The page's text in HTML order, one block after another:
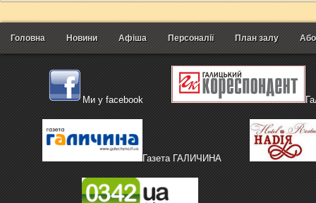
Головна Новини Афіша Персоналії План залу
Ми у facebook
Газета ГАЛИЧИНА